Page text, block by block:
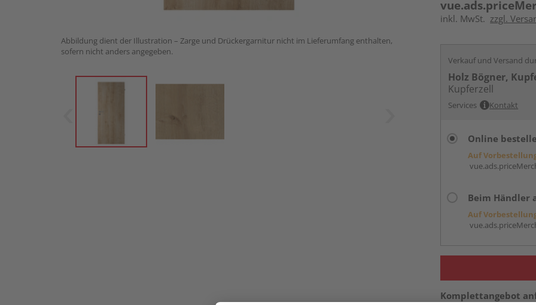
Abbildung dient der Illustration – Zarge und Drückergarnitur nicht im Lieferumfang enthalten,
sofern nicht anders angegeben.
inkl. MwSt. zzgl.
Verkauf und Versand
Holz Bögner,
Kupferzell
Services Kontakt
Online
Auf
Beim Händler
Auf
Komplettangebot